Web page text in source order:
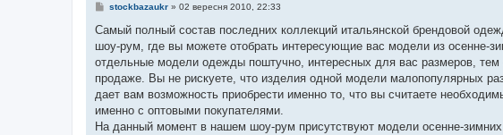
П
в
д
о
м
л
е
н
я
stockbazaukr» 02 вересня 2010, 22:33
Самый полный состав последних коллекций итальянской брендовой
шоу-рум, где вы можете отобрать интересующие вас модели из осенне-
отдельные модели одежды поштучно, интересных для вас размеров,
продаже. Вы не рискуете, что изделия одной модели малопопулярных
дает вам возможность приобрести именно то, что вы считаете
именно с оптовыми покупателями.
На данный момент в нашем шоу-рум присутствуют модели осенне-